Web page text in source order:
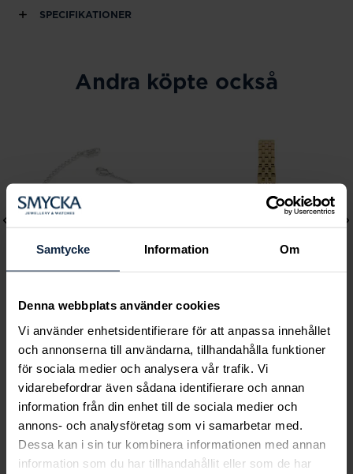
Samtycke Information Om
Denna webbplats använder cookies
Vi använder enhetsidentifierare för att anpassa innehållet
och annonserna till användarna, tillhandahålla funktioner
för sociala medier och analysera vår trafik. Vi
vidarebefordrar även sådana identifierare och annan
information från din enhet till de sociala medier och
annons- och analysföretag som vi samarbetar med.
Dessa kan i sin tur kombinera informationen med annan
information som du har tillhandahållit eller som de har
SPECIFIKATIONER
Andra köpte också
Lily and Rose
Emily pearl bracelet -
Ivory
Pris:349 kr
349 kr
Mockberg
Timeless Petite Watch
Pris: 1 999 kr
1 999 kr